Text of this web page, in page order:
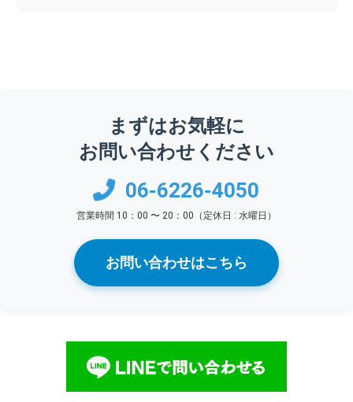
まずはお気軽に
お問い合わせください
06-6226-4050
営業時間 10：00 〜 20：00（定休日 : 水曜日）
お問い合わせはこちら